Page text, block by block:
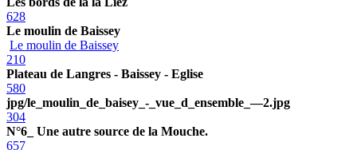
628
Le moulin de Baissey
Le moulin de Baissey
210
Plateau de Langres - Baissey - Eglise
580
jpg/le_moulin_de_baisey_-_vue_d_ensemble_—2.jpg
304
N°6_ Une autre source de la Mouche.
657